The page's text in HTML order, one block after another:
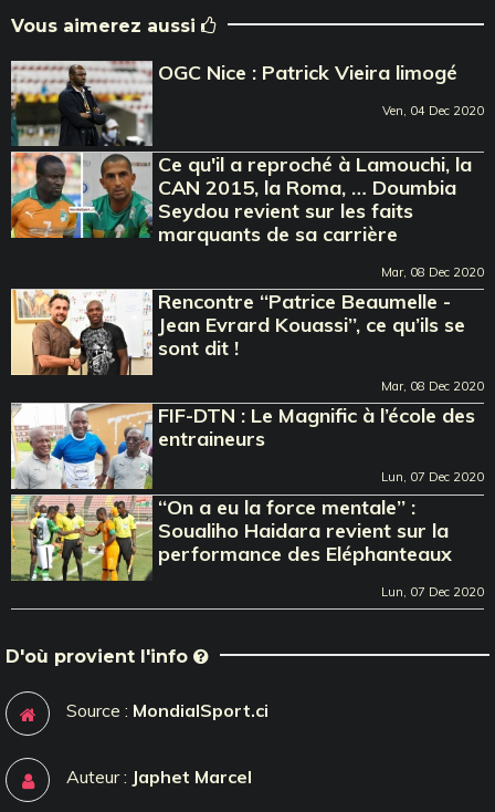
Vous aimerez aussi
OGC Nice : Patrick Vieira limogé
Ven, 04 Dec 2020
Ce qu'il a reproché à Lamouchi, la
CAN 2015, la Roma, … Doumbia
Seydou revient sur les faits
marquants de sa carrière
Mar, 08 Dec 2020
Rencontre ‘‘Patrice Beaumelle -
Jean Evrard Kouassi’’, ce qu’ils se
sont dit !
Mar, 08 Dec 2020
FIF-DTN : Le Magnific à l’école des
entraineurs
Lun, 07 Dec 2020
‘‘On a eu la force mentale’’ :
Soualiho Haidara revient sur la
performance des Eléphanteaux
Lun, 07 Dec 2020
D'où provient l'info
Source : MondialSport.ci
Auteur : Japhet Marcel